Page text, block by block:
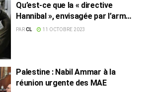
Qu’est-ce que la « directive
Hannibal », envisagée par l’armée
israélienne ?
PARCL 11 OCTOBRE 2023
Palestine : Nabil Ammar à la
réunion urgente des MAE